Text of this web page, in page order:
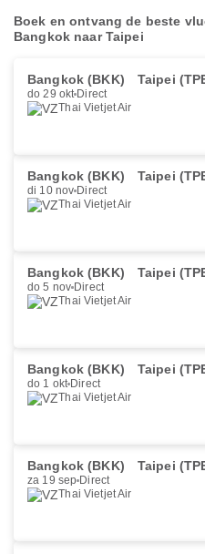
Boek en ontvang de beste
Bangkok naar Taipei
Bangkok (BKK) Taipei
do 29 okt Direct
Thai Vietjet Air
Bangkok (BKK) Taipei
di 10 nov Direct
Thai Vietjet Air
Bangkok (BKK) Taipei
do 5 nov Direct
Thai Vietjet Air
Bangkok (BKK) Taipei
do 1 okt Direct
Thai Vietjet Air
Bangkok (BKK) Taipei
za 19 sep Direct
Thai Vietjet Air